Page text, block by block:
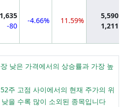
1,635
-80
-4.66% 11.59%
5,590
1,211
낮은 가격에서의 상승률과 가장 높
주 고점 사이에서의 현재 주가의 위
을 수록 많이 소외된 종목입니다